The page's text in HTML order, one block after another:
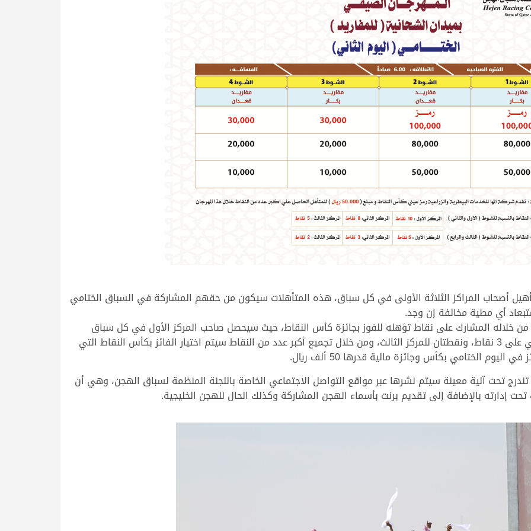
أصحاب المراكز الثلاثة الأولى في كل سباق، هذه المتأهلات سيكون من حقهم المشاركة في السباق الختامي
أي مطية مخالفة إن وجد.
خلاله المشارك على نقاط تؤهله للفوز بجائزة كأس النقاط، حيث سيحصل صاحب المركز الأول في كل سباق
تمهيدي على 5 نقاط، ويحصل صاحب المركز الثاني على 3 نقاط، ونقطتان للمركز الثالث، ومن خلال تجميع أكبر عدد من النقاط سيتم اختيار الفائز بكأس النقاط التي
الختامي بكأس وجائزة مالية قدرها 50 ألف ريال.
تحت آلية معينة سيتم نشرها عبر مواقع التواصل الاجتماعي الخاصة باللجنة المنظمة لسباق الهجن، وهي أن
إدارته بالإضافة إلى تقديم برنت بأسماء الهجن المشاركة وكذلك الحال للهجن الخليجية.